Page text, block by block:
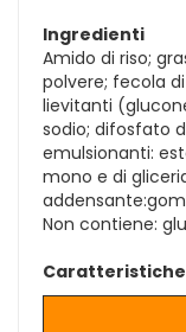
Ingredienti
Amido di riso;
polvere; fecola
lievitanti
sodio; difosfato
emulsionanti:
mono e di
Non contiene: